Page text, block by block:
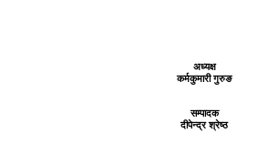
अध्यक्ष
कर्मकुमारी गुरुङ
सम्पादक
दीपेन्द्र श्रेष्ठ